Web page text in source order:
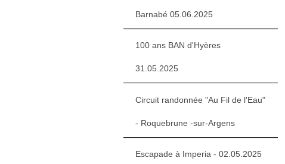
Barnabé 05.06.2025
100 ans BAN d'Hyères
31.05.2025
Circuit randonnée "Au Fil de l'Eau"
- Roquebrune -sur-Argens
Escapade à Imperia - 02.05.2025